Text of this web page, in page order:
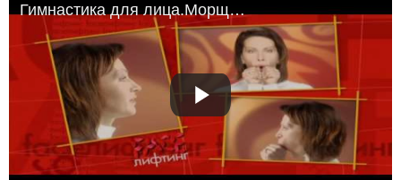
Гимнастика для лица.Морщины вокруг губ